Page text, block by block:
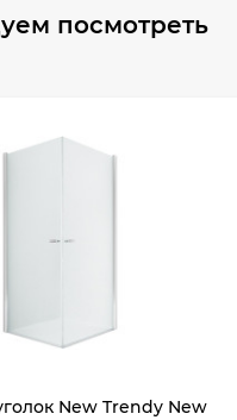
посмотреть
New Trendy New